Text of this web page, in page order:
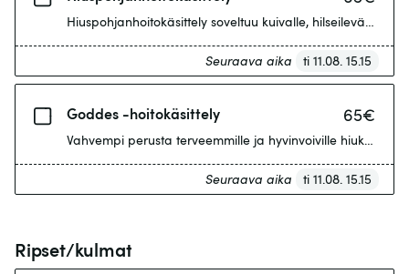
Hiuspohjanhoitokäsittely soveltuu kuivalle, hilseilevälle
Seuraava aika ti 11.08. 15.15
Goddes -hoitokäsittely 65€
Vahvempi perusta terveemmille ja hyvinvoiville hiuksille
Seuraava aika ti 11.08. 15.15
Ripset/kulmat